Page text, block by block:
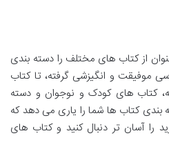
از کتاب های مختلف را دسته بندی
موفیقت و انگیزشی گرفته، تا کتاب
کتاب های کودک و نوجوان و دسته
بندی کتاب ها شما را یاری می دهد که
را آسان تر دنبال کنید و کتاب های